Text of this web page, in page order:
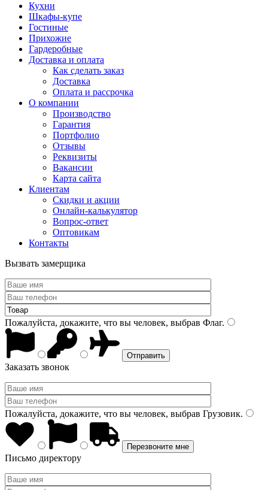
Кухни
Шкафы-купе
Гостиные
Прихожие
Гардеробные
Доставка и оплата
Как сделать заказ
Доставка
Оплата и рассрочка
О компании
Производство
Гарантия
Портфолио
Отзывы
Реквизиты
Вакансии
Карта сайта
Клиентам
Скидки и акции
Онлайн-калькулятор
Вопрос-ответ
Оптовикам
Контакты
Вызвать замерщика
Пожалуйста, докажите, что вы человек, выбрав Флаг.
Заказать звонок
Пожалуйста, докажите, что вы человек, выбрав Грузовик.
Письмо директору